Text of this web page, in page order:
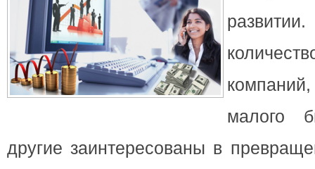
малого
другие заинтересованы в